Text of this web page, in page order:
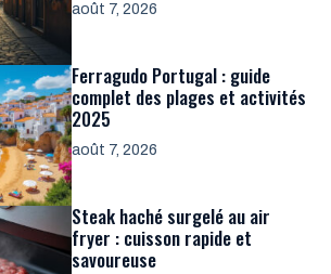
août 7, 2026
Ferragudo Portugal : guide
complet des plages et activités
2025
août 7, 2026
Steak haché surgelé au air
fryer : cuisson rapide et
savoureuse